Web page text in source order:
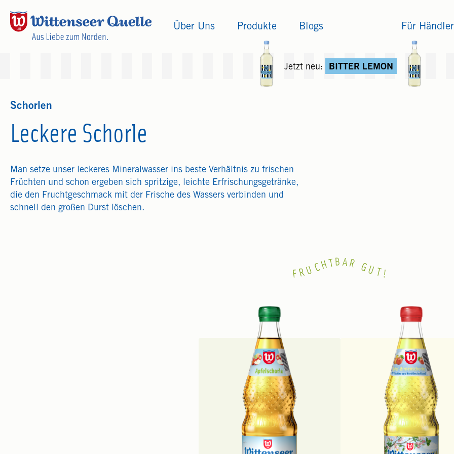
Über Uns Produkte Blogs Für Händler
Jetzt neu: BITTER LEMON
Schorlen
Leckere Schorle
Man setze unser leckeres Mineralwasser ins beste Verhältnis zu frischen
Früchten und schon ergeben sich spritzige, leichte Erfrischungsgetränke,
die den Fruchtgeschmack mit der Frische des Wassers verbinden und
schnell den großen Durst löschen.
FRUCHTBAR GUT!